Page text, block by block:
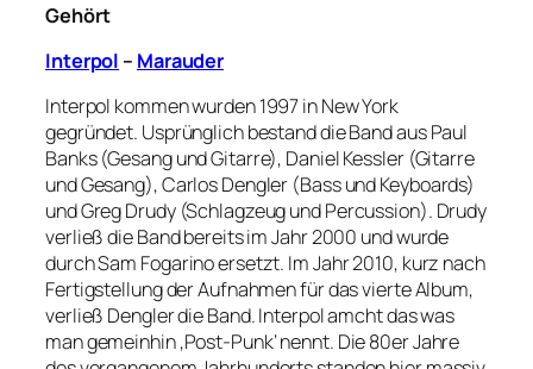
Gehört
Interpol – Marauder
Interpol kommen wurden 1997 in New York
gegründet. Usprünglich bestand die Band aus Paul
Banks (Gesang und Gitarre), Daniel Kessler (Gitarre
und Gesang), Carlos Dengler (Bass und Keyboards)
und Greg Drudy (Schlagzeug und Percussion). Drudy
verließ die Band bereits im Jahr 2000 und wurde
durch Sam Fogarino ersetzt. Im Jahr 2010, kurz nach
Fertigstellung der Aufnahmen für das vierte Album,
verließ Dengler die Band. Interpol amcht das was
man gemeinhin ‚Post-Punk‘ nennt. Die 80er Jahre